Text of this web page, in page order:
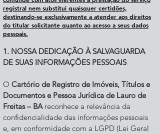
registral nem substitui quaisquer certidões,
destinando-se exclusivamente a atender aos direitos
do titular solicitante quanto ao acesso a seus dados
pessoais.
1. NOSSA DEDICAÇÃO À SALVAGUARDA
DE SUAS INFORMAÇÕES PESSOAIS
O Cartório de Registro de Imóveis, Títulos e
Documentos e Pessoa Jurídica de Lauro de
Freitas – BAreconhece a relevância da
confidencialidade das informações pessoais
e, em conformidade com a LGPD (Lei Geral